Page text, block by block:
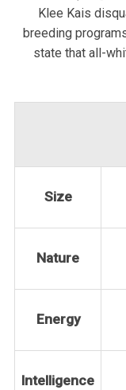
Klee Kais
breeding
state that all-
Size
Nature
Energy
Intelligence